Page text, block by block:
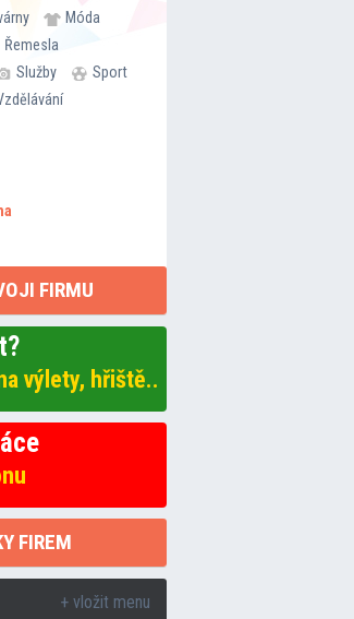
Móda
Řemesla
Služby
Sport
FIRMU
výlety, hřiště..
FIREM
+ vložit menu